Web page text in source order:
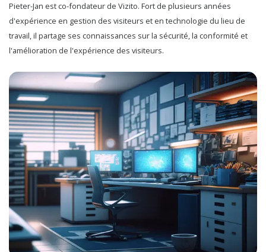
Pieter-Jan est co-fondateur de Vizito. Fort de plusieurs années
d'expérience en gestion des visiteurs et en technologie du lieu de
travail, il partage ses connaissances sur la sécurité, la conformité et
l'amélioration de l'expérience des visiteurs.